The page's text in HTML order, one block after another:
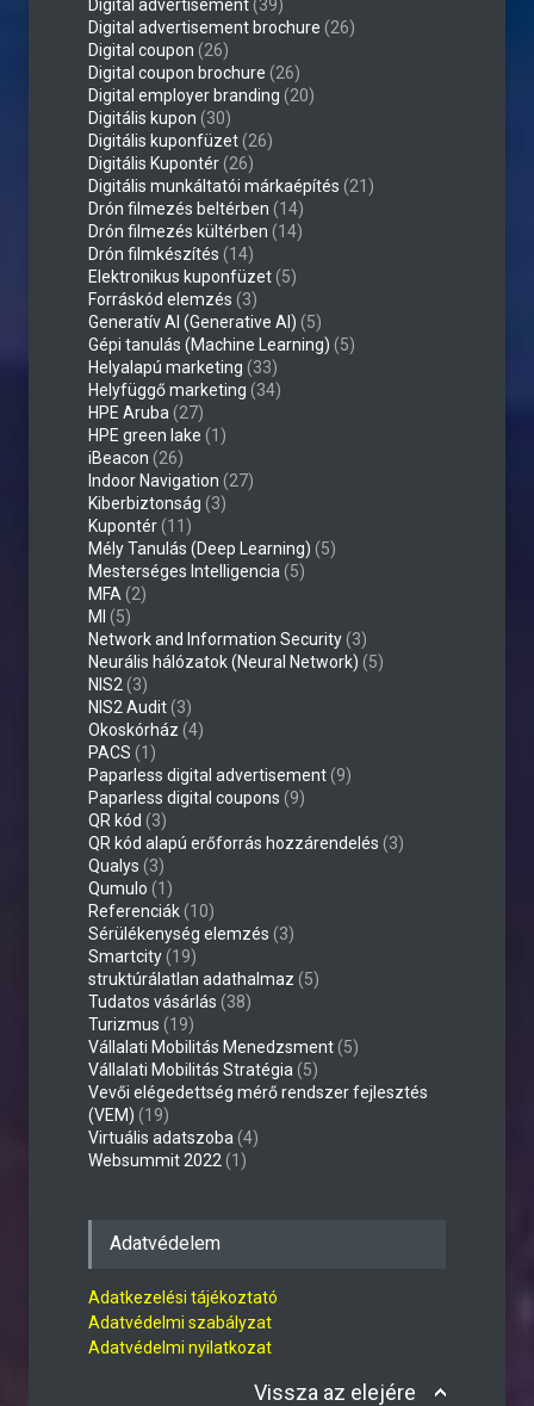
Digital advertisement(39)
Digital advertisement brochure (26)
Digital coupon (26)
Digital coupon brochure (26)
Digital employer branding (20)
Digitális kupon (30)
Digitális kuponfüzet(26)
Digitális Kupontér(26)
Digitális munkáltatói márkaépítés (21)
Drón filmezés beltérben (14)
Drón filmezés kültérben (14)
Drón filmkészítés (14)
Elektronikus kuponfüzet(5)
Forráskód elemzés (3)
Generatív AI (Generative AI) (5)
Gépi tanulás (Machine Learning) (5)
Helyalapú marketing (33)
Helyfüggő marketing (34)
HPE Aruba (27)
HPE green lake (1)
iBeacon (26)
Indoor Navigation (27)
Kiberbiztonság (3)
Kupontér(11)
Mély Tanulás (Deep Learning) (5)
Mesterséges Intelligencia (5)
MFA (2)
MI (5)
Network and Information Security(3)
Neurális hálózatok (Neural Network) (5)
NIS2 (3)
NIS2 Audit(3)
Okoskórház (4)
PACS (1)
Paparless digital advertisement(9)
Paparless digital coupons (9)
QR kód (3)
QR kód alapú erőforrás hozzárendelés (3)
Qualys (3)
Qumulo (1)
Referenciák(10)
Sérülékenység elemzés (3)
Smartcity(19)
struktúrálatlan adathalmaz (5)
Tudatos vásárlás (38)
Turizmus (19)
Vállalati Mobilitás Menedzsment(5)
Vállalati Mobilitás Stratégia (5)
Vevői elégedettség mérő rendszer fejlesztés
(VEM) (19)
Virtuális adatszoba (4)
Websummit 2022 (1)
Adatvédelem
Adatkezelési tájékoztató
Adatvédelmi szabályzat
Adatvédelmi nyilatkozat
Vissza az elejére